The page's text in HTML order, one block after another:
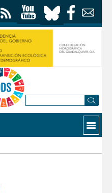
Contactar